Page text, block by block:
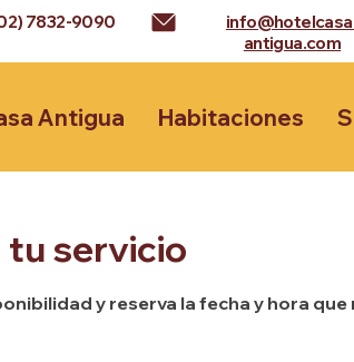
7832-9090
antigua.com
Antigua Habitaciones
tu servicio
y reserva la fecha y hora que